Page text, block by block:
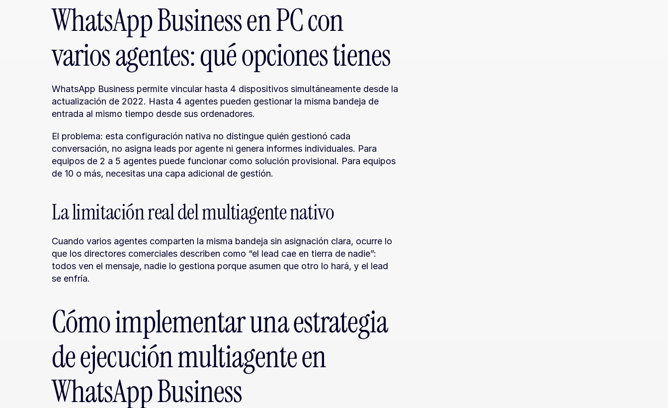
WhatsApp Business en PC con
varios agentes: qué opciones tienes
WhatsApp Business permite vincular hasta 4 dispositivos simultáneamente desde la
actualización de 2022. Hasta 4 agentes pueden gestionar la misma bandeja de
entrada al mismo tiempo desde sus ordenadores.
El problema: esta configuración nativa no distingue quién gestionó cada
conversación, no asigna leads por agente ni genera informes individuales. Para
equipos de 2 a 5 agentes puede funcionar como solución provisional. Para equipos
de 10 o más, necesitas una capa adicional de gestión.
La limitación real del multiagente nativo
Cuando varios agentes comparten la misma bandeja sin asignación clara, ocurre lo
que los directores comerciales describen como “el lead cae en tierra de nadie”:
todos ven el mensaje, nadie lo gestiona porque asumen que otro lo hará, y el lead
se enfría.
Cómo implementar una estrategia
de ejecución multiagente en
WhatsApp Business